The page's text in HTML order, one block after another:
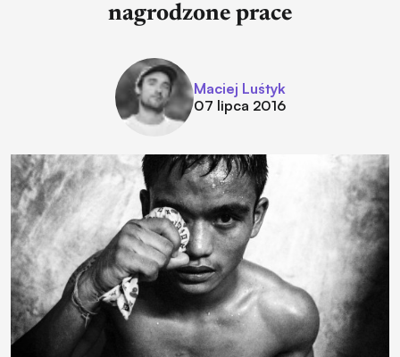
nagrodzone prace
Maciej Luśtyk
07 lipca 2016